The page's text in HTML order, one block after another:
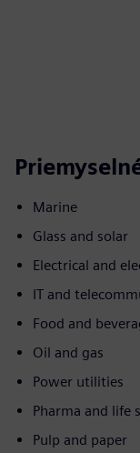
Marine
Glass and solar
Electrical and
IT and
Food and
Oil and gas
Power utilities
Pharma and life
Pulp and paper